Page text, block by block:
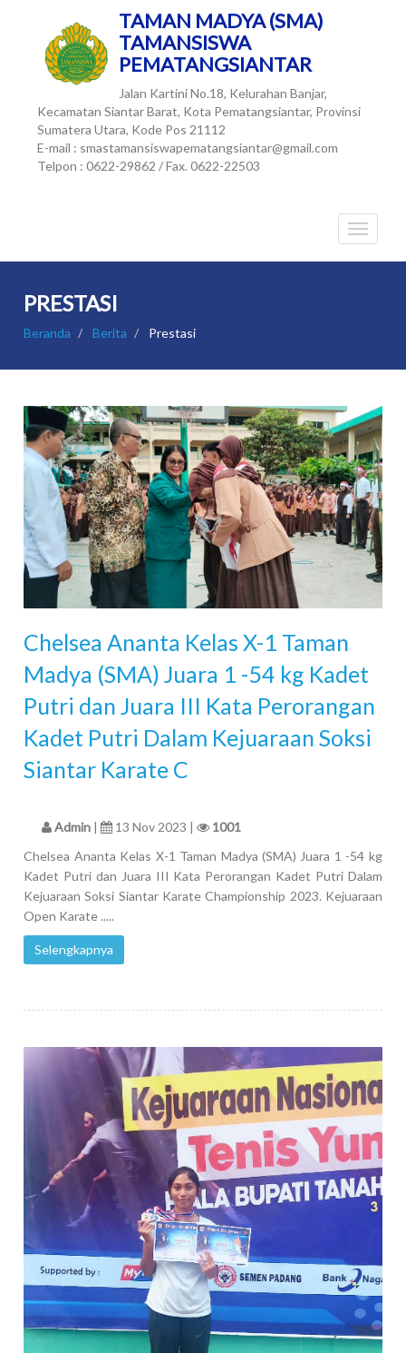
TAMAN MADYA (SMA)
TAMANSISWA
PEMATANGSIANTAR
Jalan Kartini No.18, Kelurahan Banjar,
Kecamatan Siantar Barat, Kota Pematangsiantar, Provinsi
Sumatera Utara, Kode Pos 21112
E-mail : smastamansiswapematangsiantar@gmail.com
Telpon : 0622-29862 / Fax. 0622-22503
PRESTASI
Beranda Berita Prestasi
Chelsea Ananta Kelas X-1 Taman
Madya (SMA) Juara 1 -54 kg Kadet
Putri dan Juara III Kata Perorangan
Kadet Putri Dalam Kejuaraan Soksi
Siantar Karate C
Admin | 13 Nov 2023 |
1001
Chelsea Ananta Kelas X-1 Taman Madya (SMA) Juara 1 -54 kg
Kadet Putri dan Juara III Kata Perorangan Kadet Putri Dalam
Kejuaraan Soksi Siantar Karate Championship 2023. Kejuaraan
Open Karate .....
Selengkapnya